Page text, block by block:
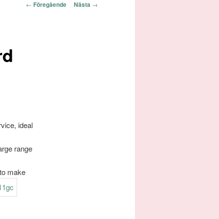
Inläggsnavigering
← Föregående Nästa →
ideal
range
make